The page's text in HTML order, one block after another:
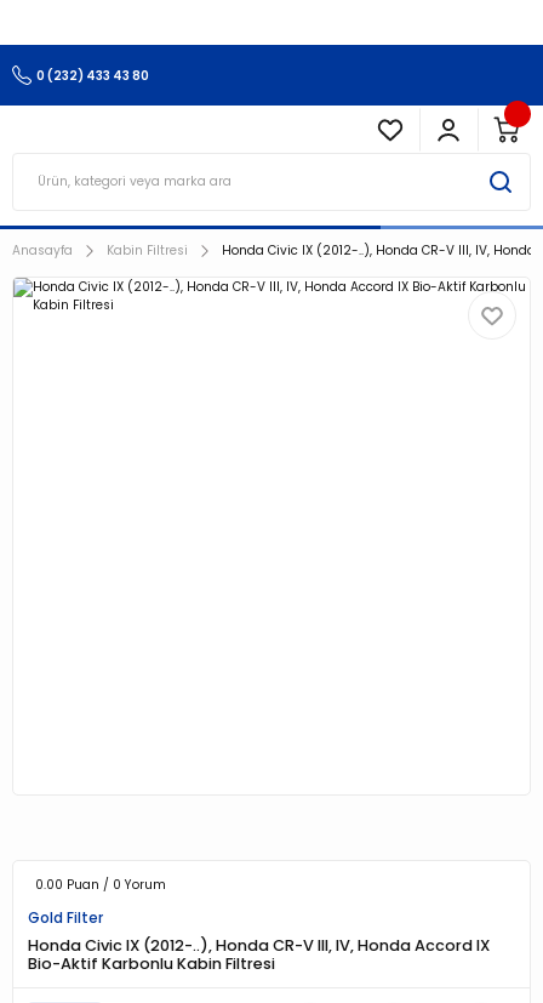
0 (232) 433 43 80
Anasayfa Kabin Filtresi Honda Civic IX (2012-..), Honda CR-V III, IV,
0.00 Puan / 0 Yorum
Gold Filter
Honda Civic IX (2012-..), Honda CR-V III, IV, Honda Accord IX
Bio-Aktif Karbonlu Kabin Filtresi